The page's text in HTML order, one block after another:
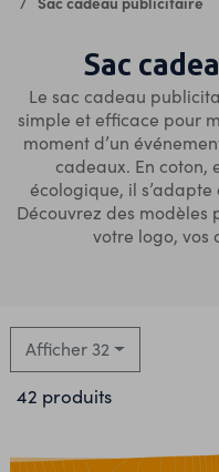
Sac
Le sac cadeau
simple et efficace pour
moment d’un
cadeaux. En coton,
écologique, il
Découvrez des
votre logo, vos
Afficher 32
42 produits